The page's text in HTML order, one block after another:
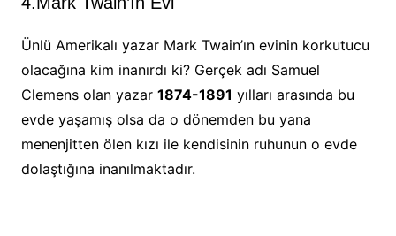
Ünlü Amerikalı yazar Mark Twain’ın evinin korkutucu
olacağına kim inanırdı ki? Gerçek adı Samuel
Clemens olan yazar 1874-1891 yılları arasında bu
evde yaşamış olsa da o dönemden bu yana
menenjitten ölen kızı ile kendisinin ruhunun o evde
dolaştığına inanılmaktadır.